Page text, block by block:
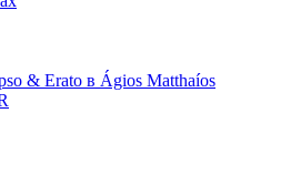
& Erato в Ágios Matthaíos